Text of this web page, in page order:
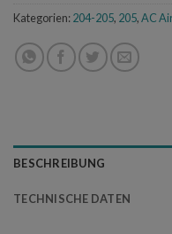
Kategorien: 204-205, 205,AC
BESCHREIBUNG
TECHNISCHE DATEN